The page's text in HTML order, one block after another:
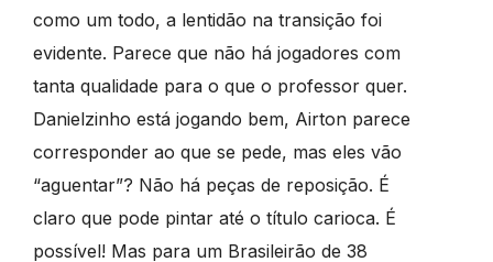
como um todo, a lentidão na transição foi
evidente. Parece que não há jogadores com
tanta qualidade para o que o professor quer.
Danielzinho está jogando bem, Airton parece
corresponder ao que se pede, mas eles vão
“aguentar”? Não há peças de reposição. É
claro que pode pintar até o título carioca. É
possível! Mas para um Brasileirão de 38